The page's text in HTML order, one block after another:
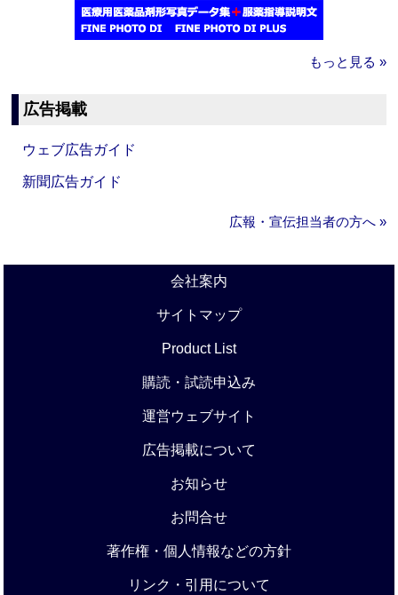
もっと見る »
広告掲載
ウェブ広告ガイド
新聞広告ガイド
広報・宣伝担当者の方へ »
会社案内
サイトマップ
Product List
購読・試読申込み
運営ウェブサイト
広告掲載について
お知らせ
お問合せ
著作権・個人情報などの方針
リンク・引用について